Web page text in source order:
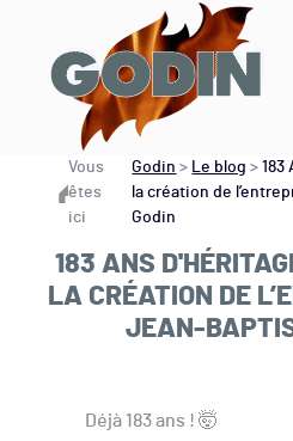
Vous
êtes
ici
Godin > Le blog >183
la création de
Godin
183 ANS
LA CRÉATION DE
JEAN-
Déjà 183 ans ! 🤯